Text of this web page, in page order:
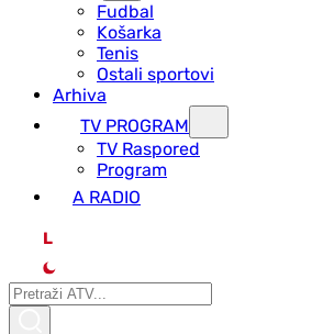
Fudbal
Košarka
Tenis
Ostali sportovi
Arhiva
TV PROGRAM
ТV Raspored
Program
A RADIO
L